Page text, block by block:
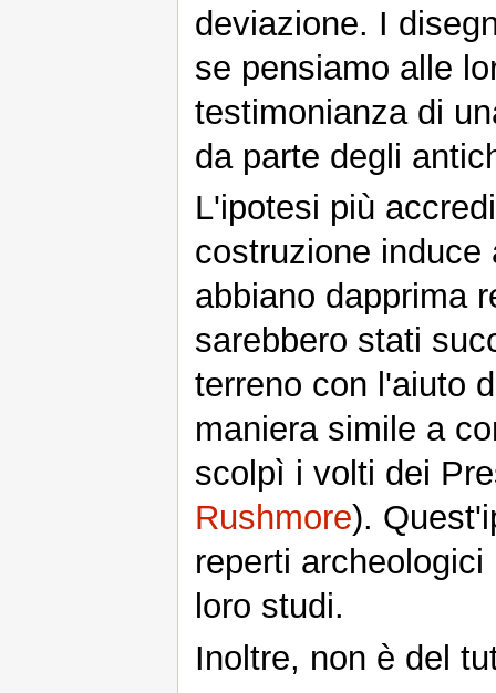
deviazione. I
se pensiamo alle
testimonianza di
da parte degli
L'ipotesi più
costruzione
abbiano dapprima
sarebbero stati
terreno con l'aiuto
maniera simile a
scolpì i volti dei
Rushmore).
reperti
loro studi.
Inoltre, non è del